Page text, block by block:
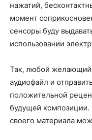
нажатий,
момент
сенсоры буду
использовании
Так, любой желающий
аудиофайл и
положительной
будущей композиции.
своего материала